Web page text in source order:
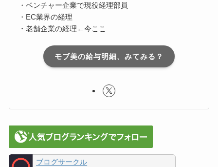
・ベンチャー企業で現役経理部員
・EC業界の経理
・老舗企業の経理←今ここ
モブ美の給与明細、みてみる？
ブログサークル